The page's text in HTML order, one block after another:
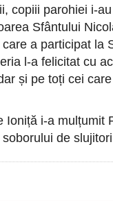
copiii parohiei i-
Sfântului
a participat la
l-a felicitat cu
și pe toți cei
Ioniță i-a mulțumit
de